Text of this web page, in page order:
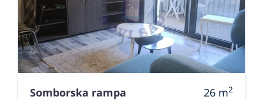
Somborska rampa 26 m2